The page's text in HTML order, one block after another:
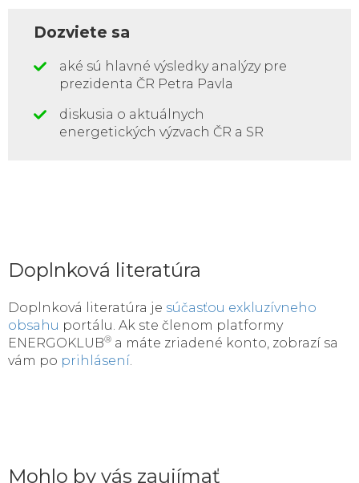
Dozviete sa
aké sú hlavné výsledky analýzy pre
prezidenta ČR Petra Pavla
diskusia o aktuálnych
energetických výzvach ČR a SR
Doplnková literatúra
Doplnková literatúra je súčasťou exkluzívneho
obsahu portálu. Ak ste členom platformy
ENERGOKLUB® a máte zriadené konto, zobrazí sa
vám po prihlásení.
Mohlo by vás zaujímať